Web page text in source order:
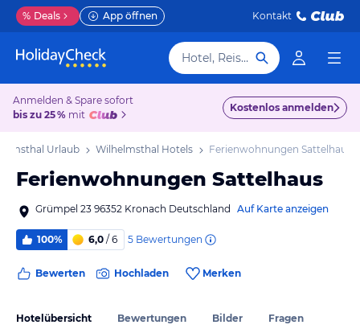
% Deals App öffnen Kontakt
Hotel, Reiseziel
Anmelden & Spare sofort
bis zu 25 % mit
Kostenlos anmelden
Urlaub Wilhelmsthal Hotels Ferienwohnungen Sattelhaus
Ferienwohnungen Sattelhaus
Grümpel 23 96352 Kronach Deutschland Auf Karte anzeigen
100% 6,0 / 6 5 Bewertungen
Bewerten Hochladen Merken
Hotelübersicht Bewertungen Bilder Fragen